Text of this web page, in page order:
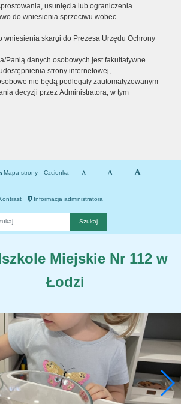
usunięcia lub ograniczenia
do wniesienia sprzeciwu wobec
wniesienia skargi do Prezesa Urzędu Ochrony
Panią danych osobowych jest fakultatywne
strony internetowej,
nie będą podlegały zautomatyzowanym
decyzji przez Administratora, w tym
Mapa strony Czcionka
Informacja administratora
Miejskie Nr 112 w
Łodzi